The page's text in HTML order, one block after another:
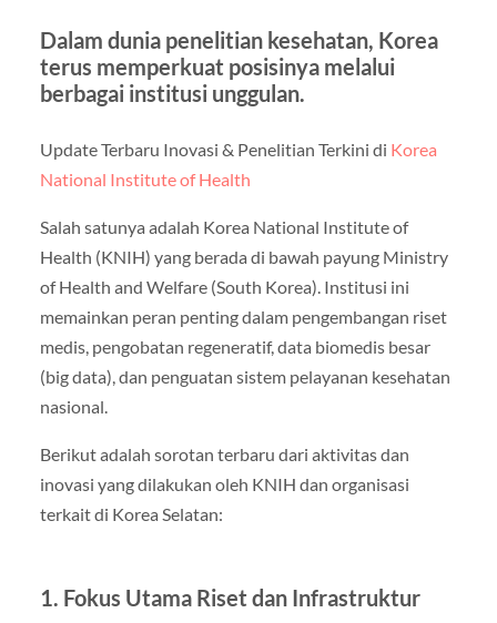
Dalam dunia penelitian kesehatan, Korea
terus memperkuat posisinya melalui
berbagai institusi unggulan.
Update Terbaru Inovasi & Penelitian Terkini di Korea
National Institute of Health
Salah satunya adalah Korea National Institute of
Health (KNIH) yang berada di bawah payung Ministry
of Health and Welfare (South Korea). Institusi ini
memainkan peran penting dalam pengembangan riset
medis, pengobatan regeneratif, data biomedis besar
(big data), dan penguatan sistem pelayanan kesehatan
nasional.
Berikut adalah sorotan terbaru dari aktivitas dan
inovasi yang dilakukan oleh KNIH dan organisasi
terkait di Korea Selatan:
1. Fokus Utama Riset dan Infrastruktur